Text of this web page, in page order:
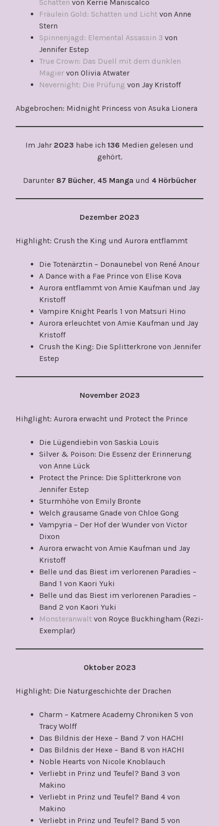
Schatten von Kerrie Maniscalco
Fräulein Gold: Schatten und Licht von Anne
Stern
Spinnenjagd: Elemental Assassin 3 von
Jennifer Estep
True Crown: Das Duell mit dem dunklen
Magier von Olivia Atwater
Nevernight: Die Prüfung von Jay Kristoff
Abgebrochen: Midnight Princess von Asuka Lionera
Im Jahr 2023 habe ich 136 Medien gelesen und
gehört.
Darunter 87 Bücher, 45 Manga und 4 Hörbücher
Dezember 2023
Highlight: Crush the King und Aurora entflammt
Die Totenärztin – Donaunebel von René Anour
A Dance with a Fae Prince von Elise Kova
Aurora entflammt von Amie Kaufman und Jay
Kristoff
Vampire Knight Pearls 1 von Matsuri Hino
Aurora erleuchtet von Amie Kaufman und Jay
Kristoff
Crush the King: Die Splitterkrone von Jennifer
Estep
November 2023
Hihglight: Aurora erwacht und Protect the Prince
Die Lügendiebin von Saskia Louis
Silver & Poison: Die Essenz der Erinnerung
von Anne Lück
Protect the Prince: Die Splitterkrone von
Jennifer Estep
Sturmhöhe von Emily Bronte
Welch grausame Gnade von Chloe Gong
Vampyria – Der Hof der Wunder von Victor
Dixon
Aurora erwacht von Amie Kaufman und Jay
Kristoff
Belle und das Biest im verlorenen Paradies –
Band 1 von Kaori Yuki
Belle und das Biest im verlorenen Paradies –
Band 2 von Kaori Yuki
Monsteranwalt von Royce Buckhingham (Rezi-
Exemplar)
Oktober 2023
Highlight: Die Naturgeschichte der Drachen
Charm – Katmere Academy Chroniken 5 von
Tracy Wolff
Das Bildnis der Hexe – Band 7 von HACHI
Das Bildnis der Hexe – Band 8 von HACHI
Noble Hearts von Nicole Knoblauch
Verliebt in Prinz und Teufel? Band 3 von
Makino
Verliebt in Prinz und Teufel? Band 4 von
Makino
Verliebt in Prinz und Teufel? Band 5 von